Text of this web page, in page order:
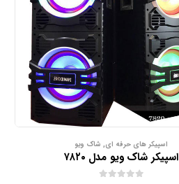
اسپیکر های حرفه ای, شاک ویو
اسپیکر شاک ویو مدل ۷۸۲۰